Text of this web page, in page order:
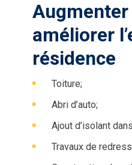
améliorer
résidence
Toiture;
Abri d’auto;
Ajout d’isolant
Travaux de